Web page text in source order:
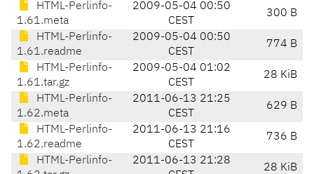
HTML-Perlinfo-
1.61.meta
2009-05-04 00:50
CEST
300 B
HTML-Perlinfo-
1.61.readme
2009-05-04 00:50
CEST
774 B
HTML-Perlinfo-
1.61.tar.gz
2009-05-04 01:02
CEST
28 KiB
HTML-Perlinfo-
1.62.meta
2011-06-13 21:25
CEST
629 B
HTML-Perlinfo-
1.62.readme
2011-06-13 21:16
CEST
736 B
HTML-Perlinfo-
2011-06-13 21:28
28 KiB